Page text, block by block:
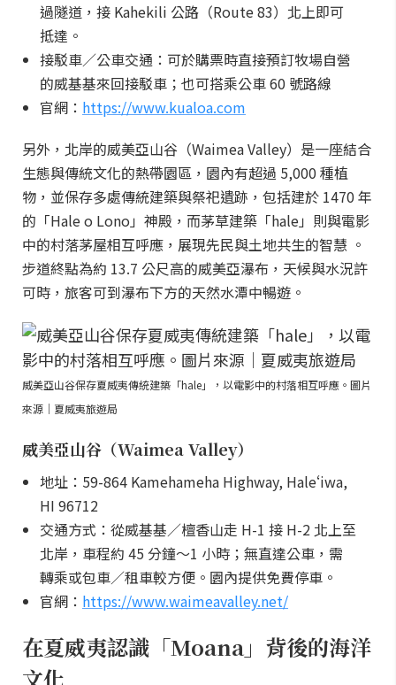
過隧道，接 Kahekili 公路（Route 83）北上即可
抵達。
接駁車／公車交通：可於購票時直接預訂牧場自營
的威基基來回接駁車；也可搭乘公車 60 號路線
官網： https://www.kualoa.com
另外，北岸的威美亞山谷（Waimea Valley）是一座結合
生態與傳統文化的熱帶園區，園內有超過 5,000 種植
物，並保存多處傳統建築與祭祀遺跡，包括建於 1470 年
的「Hale o Lono」神殿，而茅草建築「hale」則與電影
中的村落茅屋相互呼應，展現先民與土地共生的智慧 。
步道終點為約 13.7 公尺高的威美亞瀑布，天候與水況許
可時，旅客可到瀑布下方的天然水潭中暢遊。
威美亞山谷保存夏威夷傳統建築「hale」，以電影中的村落相互呼應。圖片
來源｜夏威夷旅遊局
威美亞山谷（Waimea Valley）
地址：59-864 Kamehameha Highway, Haleʻiwa,
HI 96712
交通方式：從威基基／檀香山走 H-1 接 H-2 北上至
北岸，車程約 45 分鐘～1 小時；無直達公車，需
轉乘或包車／租車較方便。園內提供免費停車。
官網： https://www.waimeavalley.net/
在夏威夷認識「Moana」背後的海洋
文化